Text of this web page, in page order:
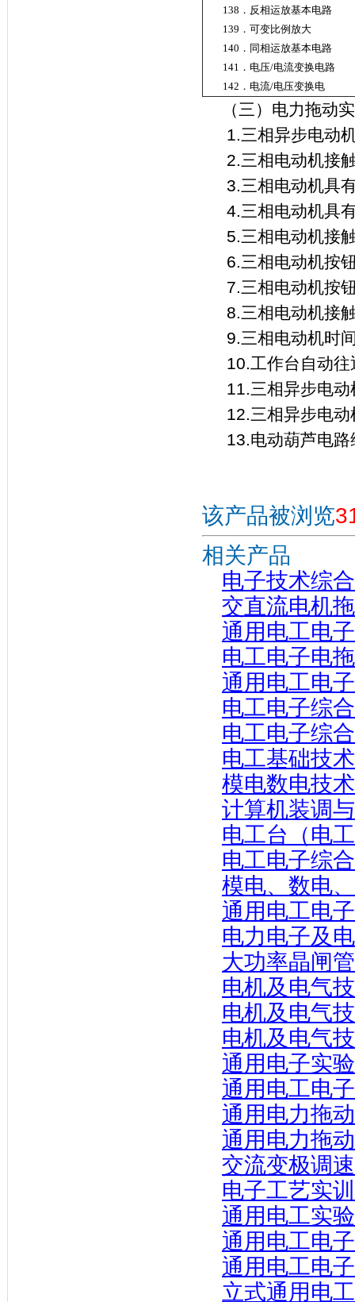
138．反相运放基本电路
139．可变比例放大
140．同相运放基本电路
141．电压/电流变换电路
142．电流/电压变换电
（三）电力拖动
1.三相异步电动
2.三相电动机接
3.三相电动机具
4.三相电动机具
5.三相电动机接
6.三相电动机按
7.三相电动机按
8.三相电动机接
9.三相电动机时
10.工作台自动
11.三相异步电
12.三相异步电
13.电动葫芦电
该产品被浏览
相关产品
电子技术综
交直流电机
通用电工电
电工电子电
通用电工电
电工电子综
电工电子综
电工基础技
模电数电技
计算机装调
电工台（电
电工电子综
模电、数电
通用电工电
电力电子及
大功率晶闸
电机及电气
电机及电气
电机及电气
通用电子实
通用电工电
通用电力拖
通用电力拖
交流变极调
电子工艺实
通用电工实
通用电工电
通用电工电
立式通用电